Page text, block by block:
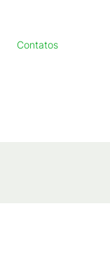
Contatos